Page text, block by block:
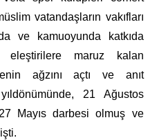
vatandaşların vakıfları
ve kamuoyunda katkıda
eleştirilere maruz kalan
ağzını açtı ve anıt
21 Ağustos
Mayıs darbesi olmuş ve